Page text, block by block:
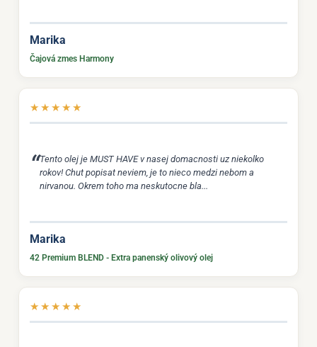
Marika
Čajová zmes Harmony
★ ★ ★ ★ ★
Tento olej je MUST HAVE v nasej domacnosti uz niekolko
rokov! Chut popisat neviem, je to nieco medzi nebom a
nirvanou. Okrem toho ma neskutocne bla...
Marika
42 Premium BLEND - Extra panenský olivový olej
★ ★ ★ ★ ★